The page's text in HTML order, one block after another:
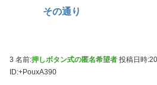
その通り
3 名前:押しボタン式の匿名希望者 投稿日時
ID:+PouxA390